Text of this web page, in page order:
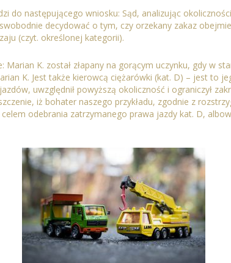
do następującego wniosku: Sąd, analizując
decydować o tym, czy orzekany zakaz
(czyt. określonej kategorii).
Marian K. został złapany na gorącym uczynku, gdy w
K. Jest także kierowcą ciężarówki (kat. D) – jest to
uwzględnił powyższą okoliczność i ograniczył
iż bohater naszego przykładu, zgodnie z
odebrania zatrzymanego prawa jazdy kat. D,